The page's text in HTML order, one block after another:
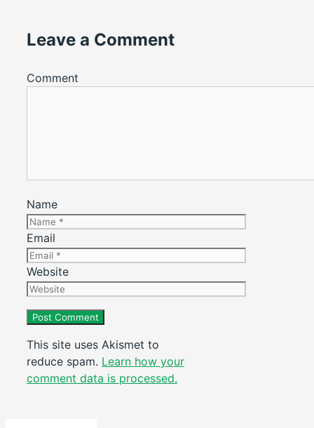
Leave a Comment
Comment
Name
Email
Website
This site uses Akismet to
reduce spam. Learn how your
comment data is processed.